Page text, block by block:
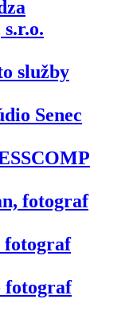
služby
Senec
fotograf
fotograf